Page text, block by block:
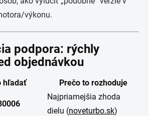
výkonu.
podpora: rýchly
objednávkou
hľadať
Prečo to rozhoduje
Najpriamejšia zhoda
dielu (noveturbo.sk)